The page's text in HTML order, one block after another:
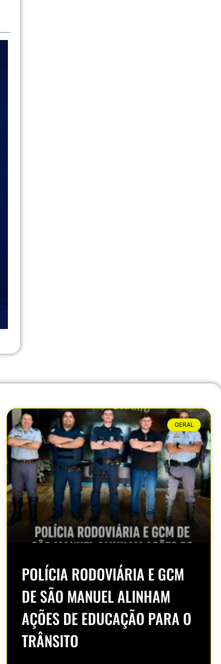
GERAL
POLÍCIA RODOVIÁRIA E GCM
DE SÃO MANUEL ALINHAM
AÇÕES DE EDUCAÇÃO PARA O
TRÂNSITO